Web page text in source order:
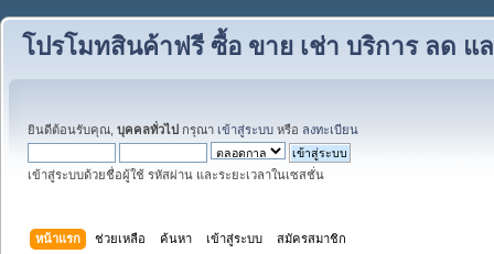
โปรโมทสินค้าฟรี ซื้อ ขาย เช่า บริการ ลด
ยินดีต้อนรับคุณ, บุคคลทั่วไป กรุณา เข้าสู่ระบบ หรือ ลงทะเบียน
เข้าสู่ระบบด้วยชื่อผู้ใช้ รหัสผ่าน และระยะเวลาในเซสชั่น
หน้าแรก ช่วยเหลือ ค้นหา เข้าสู่ระบบ สมัครสมาชิก